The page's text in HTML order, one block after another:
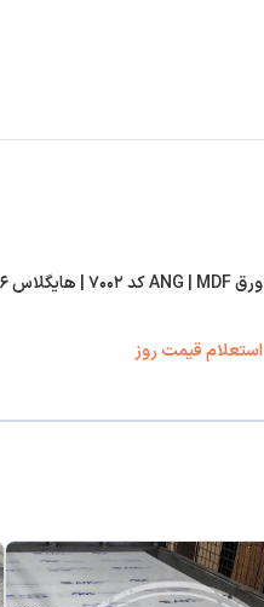
ورق ANG | MDF کد ۷۰۰۲ | هایگلاس ۱۶ میل
استعلام قیمت روز